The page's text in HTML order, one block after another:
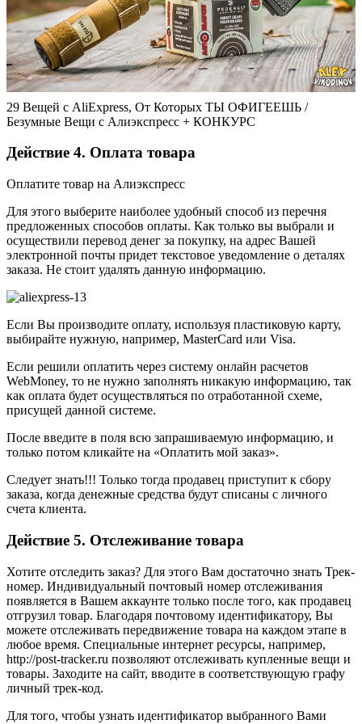
29 Вещей с AliExpress, От Которых ТЫ ОФИГЕЕШЬ /
Безумные Вещи с Алиэкспресс + КОНКУРС
Действие 4. Оплата товара
Оплатите товар на Алиэкспресс
Для этого выберите наиболее удобный способ из перечня
предложенных способов оплаты. Как только вы выбрали и
осуществили перевод денег за покупку, на адрес Вашей
электронной почты придет текстовое уведомление о деталях
заказа. Не стоит удалять данную информацию.
Если Вы производите оплату, используя пластиковую карту,
выбирайте нужную, например, MasterCard или Visa.
Если решили оплатить через систему онлайн расчетов
WebMoney, то не нужно заполнять никакую информацию, так
как оплата будет осуществляться по отработанной схеме,
присущей данной системе.
После введите в поля всю запрашиваемую информацию, и
только потом кликайте на «Оплатить мой заказ».
Следует знать!!! Только тогда продавец приступит к сбору
заказа, когда денежные средства будут списаны с личного
счета клиента.
Действие 5. Отслеживание товара
Хотите отследить заказ? Для этого Вам достаточно знать Трек-
номер. Индивидуальный почтовый номер отслеживания
появляется в Вашем аккаунте только после того, как продавец
отгрузил товар. Благодаря почтовому идентификатору, Вы
можете отслеживать передвижение товара на каждом этапе в
любое время. Специальные интернет ресурсы, например,
http://post-tracker.ru позволяют отслеживать купленные вещи и
товары. Заходите на сайт, вводите в соответствующую графу
личный трек-код.
Для того, чтобы узнать идентификатор выбранного Вами